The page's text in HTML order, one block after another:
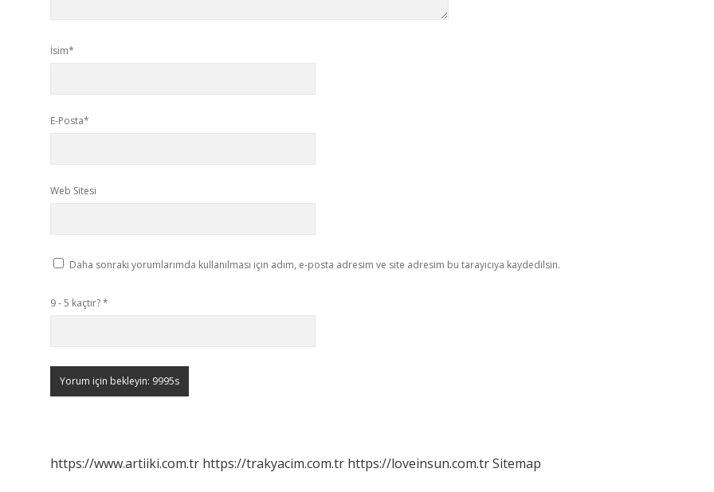
İsim*
E-Posta*
Web Sitesi
Daha sonraki yorumlarımda kullanılması için adım, e-posta adresim ve site adresim bu tarayıcıya kaydedilsin.
9 - 5 kaçtır?*
https://www.artiiki.com.tr https://trakyacim.com.tr https://loveinsun.com.trSitemap